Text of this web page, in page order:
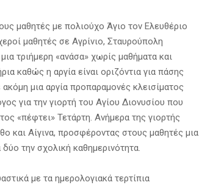
μαθητές με πολιούχο Άγιο τον Ελευθέριο
μαθητές σε Αγρίνιο, Σταυρούπολη
τριήμερη «ανάσα» χωρίς μαθήματα και
καθώς η αργία είναι οριζόντια για πάσης
μια αργία προπαραμονές κλεισίματος
για την γιορτή του Αγίου Διονυσίου που
«πέφτει» Τετάρτη. Ανήμερα της γιορτής
και Αίγινα, προσφέροντας στους μαθητές μια
την σχολική καθημερινότητα.
με τα ημερολογιακά τερτίπια